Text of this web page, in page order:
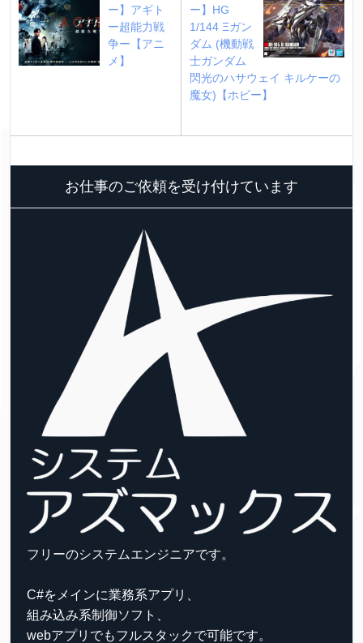
ー】アギト
ー超能力戦
争ー【アニ
メ】
ー】HG
1/144 Ξガン
ダム (機動戦
士ガンダム
閃光のハサウェイ キルケーの
魔女)【ホビー】
お仕事のご依頼を受け付けています
フリーのシステムエンジニアです。
C#をメインに業務系アプリ、
組み込み系制御ソフト、
webアプリでもフルスタックで可能です。